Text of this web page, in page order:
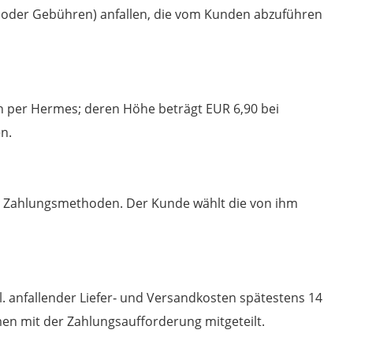
Gebühren) anfallen, die vom Kunden abzuführen
Hermes; deren Höhe beträgt EUR 6,90 bei
Zahlungsmethoden. Der Kunde wählt die von ihm
Liefer‐ und Versandkosten spätestens 14
mit der Zahlungsaufforderung mitgeteilt.